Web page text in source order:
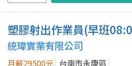
塑膠射出作業員(早班
統瑋實業有限公司
月薪29500元 台南市永康區